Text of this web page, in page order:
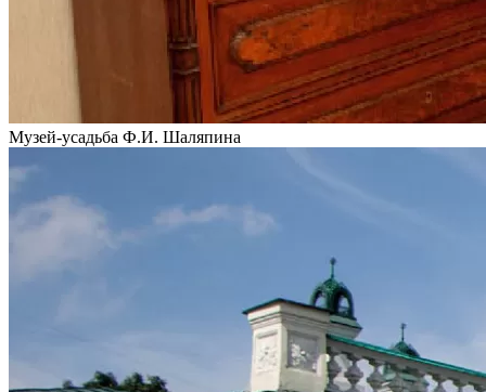
Музей-усадьба Ф.И. Шаляпина